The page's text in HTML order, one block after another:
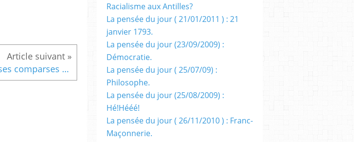
Hollande et ses comparses semblent continuer à redouter plus que tous l'ancien chef de l'Etat : Nicolas Sarkozy.
Racialisme aux Antilles?
La pensée du jour ( 21/01/2011 ) : 21
janvier 1793.
La pensée du jour (23/09/2009) :
Démocratie.
La pensée du jour ( 25/07/09) :
Philosophe.
La pensée du jour (25/08/2009) :
Hé!Hééé!
La pensée du jour ( 26/11/2010 ) : Franc-
Maçonnerie.